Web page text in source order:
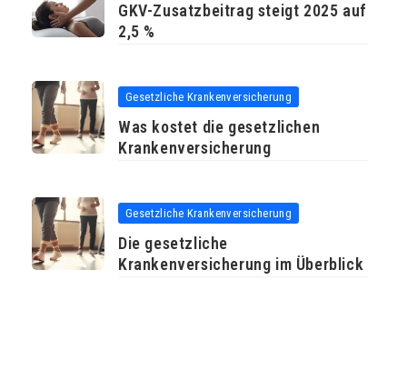
GKV-Zusatzbeitrag steigt 2025 auf
2,5 %
Gesetzliche Krankenversicherung
Was kostet die gesetzlichen
Krankenversicherung
Gesetzliche Krankenversicherung
Die gesetzliche
Krankenversicherung im Überblick